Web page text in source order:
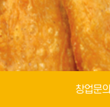
창업문의